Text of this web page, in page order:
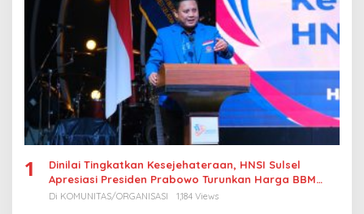
1
Dinilai Tingkatkan Kesejehateraan, HNSI Sulsel
Apresiasi Presiden Prabowo Turunkan Harga BBM
Nelayan
Di KOMUNITAS/ORGANISASI 1,184 Views